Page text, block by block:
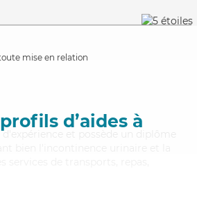
mise en relation
d’aides à
et possède un diplôme
bien l'incontinence urinaire et la